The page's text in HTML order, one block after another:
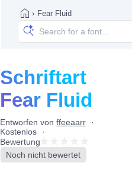
› Fear Fluid
Schriftart
Fear Fluid
Entworfen von ffeeaarr
Kostenlos
Bewertung
Noch nicht bewertet